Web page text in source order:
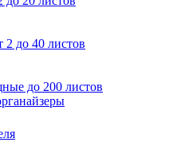
до 40 листов
до 200 листов